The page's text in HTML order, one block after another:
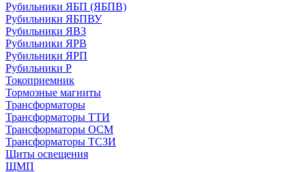
Рубильники ЯБП (ЯБПВ)
Рубильники ЯБПВУ
Рубильники ЯВЗ
Рубильники ЯРВ
Рубильники ЯРП
Рубильники Р
Токоприемник
Тормозные магниты
Трансформаторы
Трансформаторы ТТИ
Трансформаторы ОСМ
Трансформаторы ТСЗИ
Щиты освещения
ЩМП